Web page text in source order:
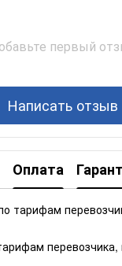
первый
Написать отзыв
Оплата
тарифам
перевозчика,